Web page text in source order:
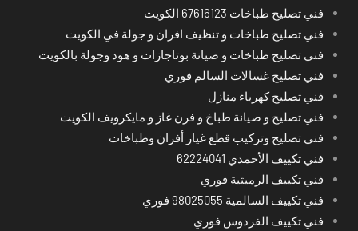
فني تصليح طباخات 67616123 الكويت
فني تصليح طباخات و تنظيف افران و جولة في الكويت
فني تصليح طباخات و صيانة بوتاجازات و هود وجولة بالكويت
فني تصليح غسالات السالم فوري
فني تصليح كهرباء منازل
فني تصليح و صيانة طباخ و فرن غاز و مايكرويف الكويت
فني تصليح وتركيب قطع غيار أفران وطباخات
فني تكييف الأحمدي 62224041
فني تكييف الرميثية فوري
فني تكييف السالمية 98025055 فوري
فني تكييف الفردوس فوري